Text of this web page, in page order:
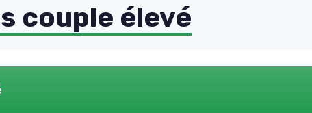
couple élevé